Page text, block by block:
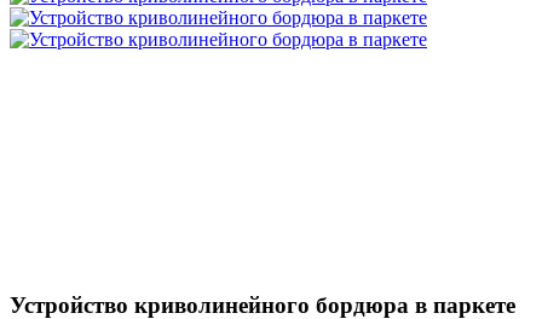
Устройство криволинейного бордюра в паркете